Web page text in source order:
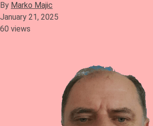
By Marko Majic
January 21, 2025
60 views